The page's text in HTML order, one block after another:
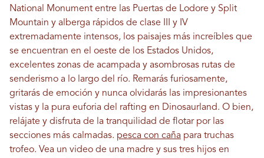
National Monument entre las Puertas de Lodore y Split
Mountain y alberga rápidos de clase III y IV
extremadamente intensos, los paisajes más increíbles que
se encuentran en el oeste de los Estados Unidos,
excelentes zonas de acampada y asombrosas rutas de
senderismo a lo largo del río. Remarás furiosamente,
gritarás de emoción y nunca olvidarás las impresionantes
vistas y la pura euforia del rafting en Dinosaurland. O bien,
relájate y disfruta de la tranquilidad de flotar por las
secciones más calmadas. pesca con caña para truchas
trofeo. Vea un video de una madre y sus tres hijos en